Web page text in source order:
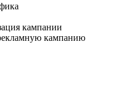
кампании
кампанию